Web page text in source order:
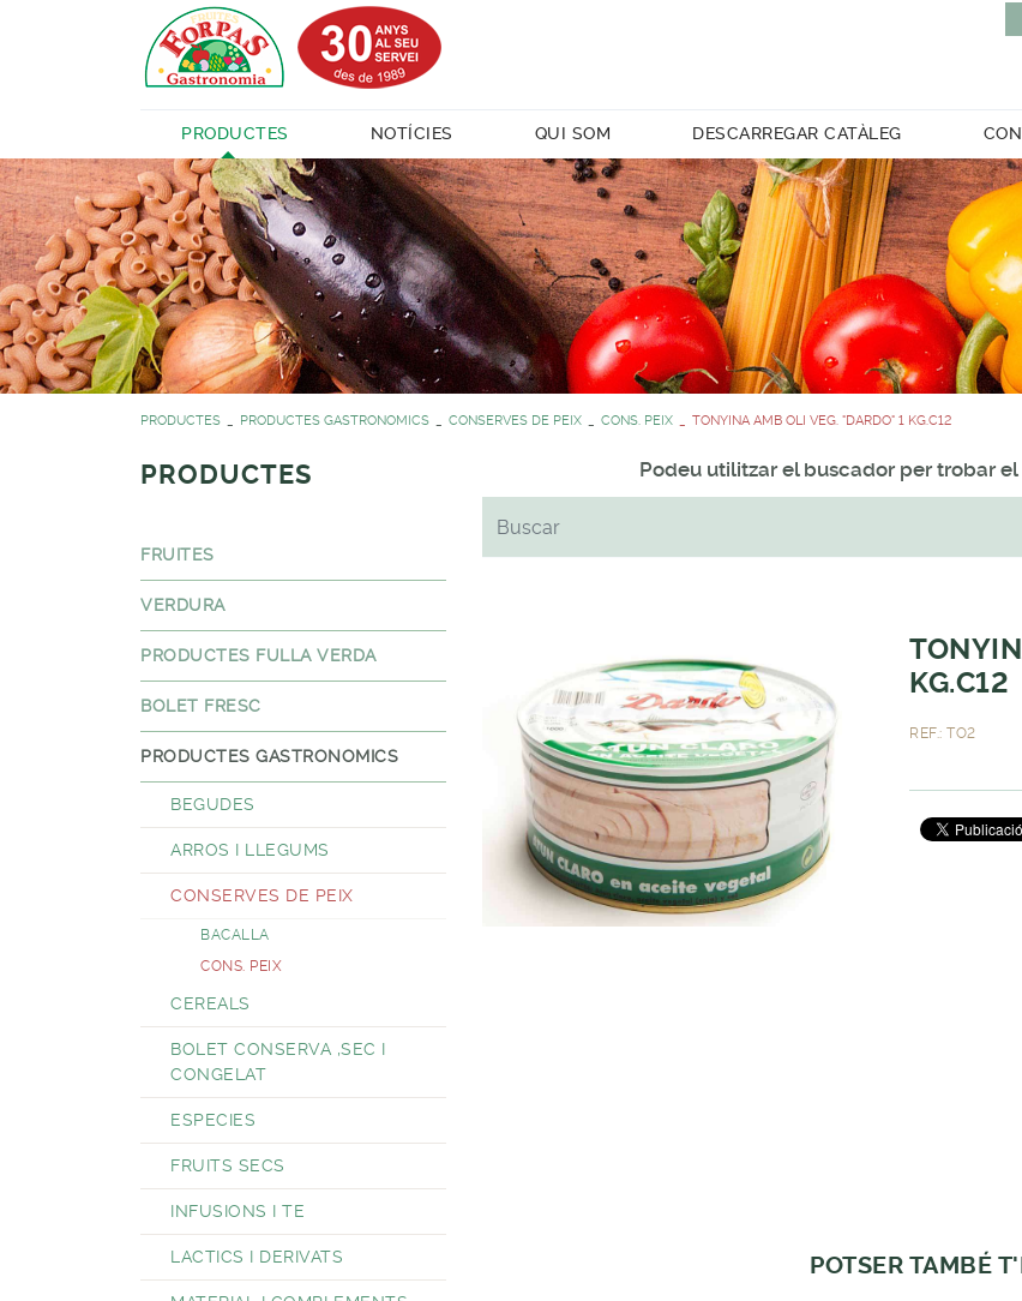
PRODUCTES NOTÍCIES QUI SOM DESCARREGAR CATÀLEG
PRODUCTES PRODUCTES GASTRONOMICS CONSERVES DE PEIX CONS. PEIX TONYINA AMB OLI VEG. "DARDO" 1 KG.C12
PRODUCTES
FRUITES
VERDURA
PRODUCTES FULLA VERDA
BOLET FRESC
PRODUCTES GASTRONOMICS
BEGUDES
ARROS I LLEGUMS
CONSERVES DE PEIX
BACALLA
CONS. PEIX
CEREALS
BOLET CONSERVA ,SEC I
CONGELAT
ESPECIES
FRUITS SECS
INFUSIONS I TE
LACTICS I DERIVATS
Podeu utilitzar el buscador per trobar
KG.C12
REF.: TO2
POTSER TAMBÉ